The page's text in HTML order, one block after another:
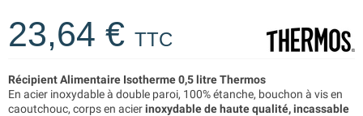
23,64 € TTC
Récipient Alimentaire Isotherme 0,5 litre Thermos
En acier inoxydable à double paroi, 100% étanche, bouchon à vis en
caoutchouc, corps en acierinoxydable de haute qualité, incassable